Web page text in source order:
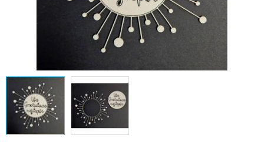
Kontakty Moje objednávka
Oblíbené ♥️
Obchodní podmínky
Jak nakupovat